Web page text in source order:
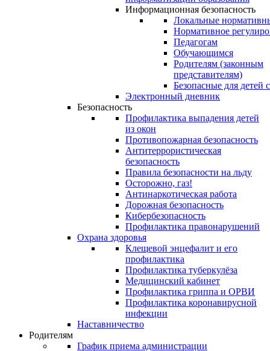
Информационная безопасность
Локальные
Нормативное
Педагогам
Обучающимся
Родителям (законным
представителям)
Безопасные для детей
Электронный дневник
Безопасность
Профилактика выпадения детей
из окон
Противопожарная безопасность
Антитеррористическая
безопасность
Правила безопасности на льду
Осторожно, газ!
Антинаркотическая работа
Дорожная безопасность
Кибербезопасность
Профилактика правонарушений
Охрана здоровья
Клещевой энцефалит и его
профилактика
Профилактика туберкулёза
Медицинский кабинет
Профилактика гриппа и ОРВИ
Профилактика коронавирусной
инфекции
Наставничество
Родителям
График приема администрации